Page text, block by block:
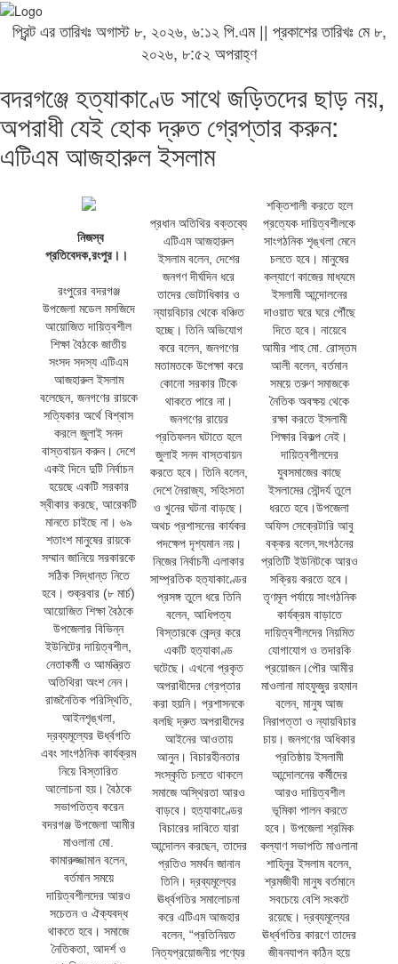
প্রিন্ট এর তারিখঃ অগাস্ট ৮, ২০২৬, ৬:১২ পি.এম || প্রকাশের তারিখঃ মে ৮,
২০২৬, ৮:৫২ অপরাহ্ণ
বদরগঞ্জে হত্যাকাণ্ডে সাথে জড়িতদের ছাড় নয়,
অপরাধী যেই হোক দ্রুত গ্রেপ্তার করুন:
এটিএম আজহারুল ইসলাম
নিজস্ব
প্রতিবেদক,রংপুর।।
‎রংপুরের বদরগঞ্জ
উপজেলা মডেল মসজিদে
আয়োজিত দায়িত্বশীল
শিক্ষা বৈঠকে জাতীয়
সংসদ সদস্য এটিএম
আজহারুল ইসলাম
বলেছেন, জনগণের রায়কে
সত্যিকার অর্থে বিশ্বাস
করলে জুলাই সনদ
বাস্তবায়ন করুন। দেশে
একই দিনে দুটি নির্বাচন
হয়েছে একটি সরকার
স্বীকার করছে, আরেকটি
মানতে চাইছে না। ৬৯
শতাংশ মানুষের রায়কে
সম্মান জানিয়ে সরকারকে
সঠিক সিদ্ধান্ত নিতে
হবে। শুক্রবার (৮ মার্চ)
আয়োজিত শিক্ষা বৈঠকে
উপজেলার বিভিন্ন
ইউনিটের দায়িত্বশীল,
নেতাকর্মী ও আমন্ত্রিত
অতিথিরা অংশ নেন।
রাজনৈতিক পরিস্থিতি,
আইনশৃঙ্খলা,
দ্রব্যমূল্যের ঊর্ধ্বগতি
এবং সাংগঠনিক কার্যক্রম
নিয়ে বিস্তারিত
আলোচনা হয়। বৈঠকে
সভাপতিত্ব করেন
বদরগঞ্জ উপজেলা আমীর
মাওলানা মো.
কামারুজ্জামান বলেন,
বর্তমান সময়ে
দায়িত্বশীলদের আরও
সচেতন ও ঐক্যবদ্ধ
থাকতে হবে। সমাজে
নৈতিকতা, আদর্শ ও
‎প্রধান অতিথির বক্তব্যে
এটিএম আজহারুল
ইসলাম বলেন, দেশের
জনগণ দীর্ঘদিন ধরে
তাদের ভোটাধিকার ও
ন্যায়বিচার থেকে বঞ্চিত
হচ্ছে। তিনি অভিযোগ
করে বলেন, জনগণের
মতামতকে উপেক্ষা করে
কোনো সরকার টিকে
থাকতে পারে না।
জনগণের রায়ের
প্রতিফলন ঘটাতে হলে
জুলাই সনদ বাস্তবায়ন
করতে হবে। তিনি বলেন,
দেশে নৈরাজ্য, সহিংসতা
ও খুনের ঘটনা বাড়ছে।
অথচ প্রশাসনের কার্যকর
পদক্ষেপ দৃশ্যমান নয়।
নিজের নির্বাচনী এলাকার
সাম্প্রতিক হত্যাকাণ্ডের
প্রসঙ্গ তুলে ধরে তিনি
বলেন, আধিপত্য
বিস্তারকে কেন্দ্র করে
একটি হত্যাকাণ্ড
ঘটেছে। এখনো প্রকৃত
অপরাধীদের গ্রেপ্তার
করা হয়নি। প্রশাসনকে
বলছি দ্রুত অপরাধীদের
আইনের আওতায়
আনুন। বিচারহীনতার
সংস্কৃতি চলতে থাকলে
সমাজে অস্থিরতা আরও
বাড়বে। হত্যাকাণ্ডের
বিচারের দাবিতে যারা
আন্দোলন করছেন, তাদের
প্রতিও সমর্থন জানান
তিনি। দ্রব্যমূল্যের
ঊর্ধ্বগতির সমালোচনা
করে এটিএম আজহার
বলেন, “প্রতিনিয়ত
নিত্যপ্রয়োজনীয় পণ্যের
শক্তিশালী করতে হলে
প্রত্যেক দায়িত্বশীলকে
সাংগঠনিক শৃঙ্খলা মেনে
চলতে হবে। মানুষের
কল্যাণে কাজের মাধ্যমে
ইসলামী আন্দোলনের
দাওয়াত ঘরে ঘরে পৌঁছে
দিতে হবে। নায়েবে
আমীর শাহ মো. রোস্তম
আলী বলেন, বর্তমান
সময়ে তরুণ সমাজকে
নৈতিক অবক্ষয় থেকে
রক্ষা করতে ইসলামী
শিক্ষার বিকল্প নেই।
দায়িত্বশীলদের
যুবসমাজের কাছে
ইসলামের সৌন্দর্য তুলে
ধরতে হবে।উপজেলা
অফিস সেক্রেটারি আবু
বক্কর বলেন,সংগঠনের
প্রতিটি ইউনিটকে আরও
সক্রিয় করতে হবে।
তৃণমূল পর্যায়ে সাংগঠনিক
কার্যক্রম বাড়াতে
দায়িত্বশীলদের নিয়মিত
যোগাযোগ ও তদারকি
প্রয়োজন।পৌর আমীর
মাওলানা মাহফুজুর রহমান
বলেন, মানুষ আজ
নিরাপত্তা ও ন্যায়বিচার
চায়। জনগণের অধিকার
প্রতিষ্ঠায় ইসলামী
আন্দোলনের কর্মীদের
আরও দায়িত্বশীল
ভূমিকা পালন করতে
হবে। উপজেলা শ্রমিক
কল্যাণ সভাপতি মাওলানা
শাহিনুর ইসলাম বলেন,
শ্রমজীবী মানুষ বর্তমানে
সবচেয়ে বেশি সংকটে
রয়েছে। দ্রব্যমূল্যের
ঊর্ধ্বগতির কারণে তাদের
জীবনযাপন কঠিন হয়ে